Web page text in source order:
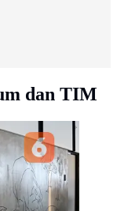
dan TIM